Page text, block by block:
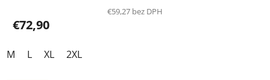
€59,27 bez DPH
€72,90
M L XL 2XL